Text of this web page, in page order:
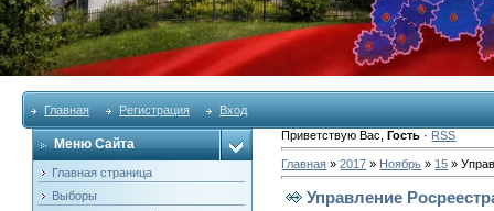
Главная Регистрация Вход
Меню Сайта
Главная страница
Выборы
Приветствую Вас ,Гость · RSS
Главная »2017 » Ноябрь » 15 »
Управление